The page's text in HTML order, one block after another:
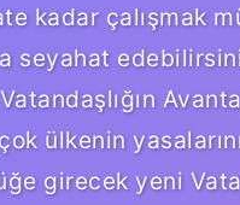
kadar çalışmak
seyahat
ülkenin
girecek yeni